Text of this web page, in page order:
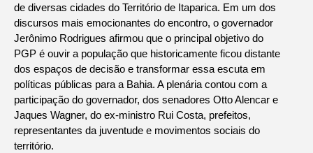
de diversas cidades do Território de Itaparica. Em um dos
discursos mais emocionantes do encontro, o governador
Jerônimo Rodrigues afirmou que o principal objetivo do
PGP é ouvir a população que historicamente ficou distante
dos espaços de decisão e transformar essa escuta em
políticas públicas para a Bahia. A plenária contou com a
participação do governador, dos senadores Otto Alencar e
Jaques Wagner, do ex-ministro Rui Costa, prefeitos,
representantes da juventude e movimentos sociais do
território.